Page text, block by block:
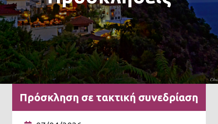
Πρόσκληση σε τακτική συνεδρίαση